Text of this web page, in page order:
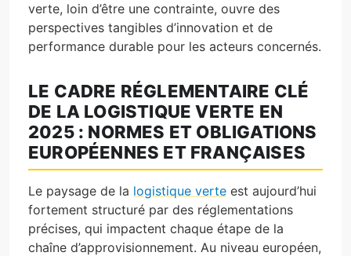
verte, loin d’être une contrainte, ouvre des
perspectives tangibles d’innovation et de
performance durable pour les acteurs concernés.
LE CADRE RÉGLEMENTAIRE CLÉ
DE LA LOGISTIQUE VERTE EN
2025 : NORMES ET OBLIGATIONS
EUROPÉENNES ET FRANÇAISES
Le paysage de la logistique verte est aujourd’hui
fortement structuré par des réglementations
précises, qui impactent chaque étape de la
chaîne d’approvisionnement. Au niveau européen,